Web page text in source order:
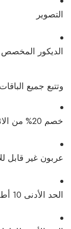
التصوير
الديكور المخصص
وتتبع جميع
خصم 20% من الاثنين إلى الخميس
عربون غير قابل
الحد الأدنى 10 أطفال